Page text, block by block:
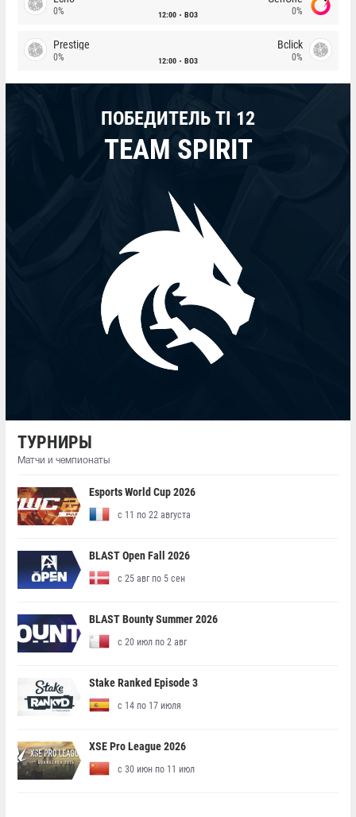
0% 12:00 BO3 0%
Prestige
0% 12:00 BO3
Bclick
0%
ПОБЕДИТЕЛЬ TI 12
TEAM SPIRIT
ТУРНИРЫ
Матчи и чемпионаты
Esports World Cup 2026
с 11 по 22 августа
BLAST Open Fall 2026
с 25 авг по 5 сен
BLAST Bounty Summer 2026
с 20 июл по 2 авг
Stake Ranked Episode 3
с 14 по 17 июля
XSE Pro League 2026
с 30 июн по 11 июл